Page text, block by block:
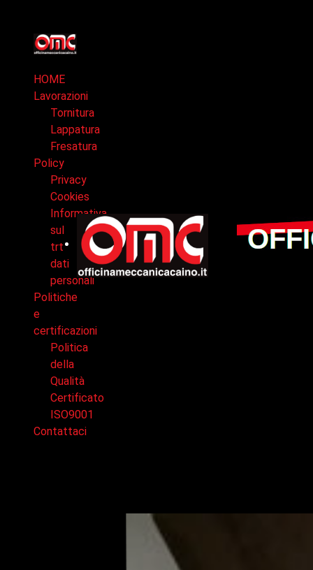
HOME
Lavorazioni
Tornitura
Lappatura
Fresatura
Policy
Privacy
Cookies
Informativa
sul
trt
dati
personali
Politiche
e
certificazioni
Politica
della
Qualità
Certificato
ISO9001
Contattaci